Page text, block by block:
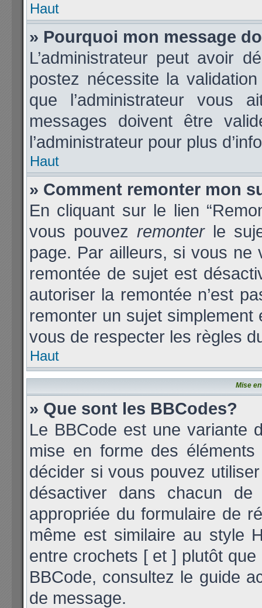
Haut
» Pourquoi mon message
L’administrateur peut avoir
postez nécessite la
que l’administrateur vous
messages doivent être
l’administrateur pour plus
Haut
» Comment remonter mon
En cliquant sur le lien
vous pouvez remonterle
page. Par ailleurs, si vous
remontée de sujet est
autoriser la remontée n’est
remonter un sujet
vous de respecter les règles
Haut
Mise
» Que sont les BBCodes?
Le BBCode est une variante
mise en forme des éléments
décider si vous pouvez
désactiver dans chacun de
appropriée du formulaire de
même est similaire au style
entre crochets [ et ] plutôt
BBCode, consultez le guide
de message.